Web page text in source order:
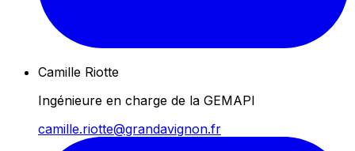
Camille Riotte
Ingénieure en charge de la GEMAPI
camille.riotte@grandavignon.fr